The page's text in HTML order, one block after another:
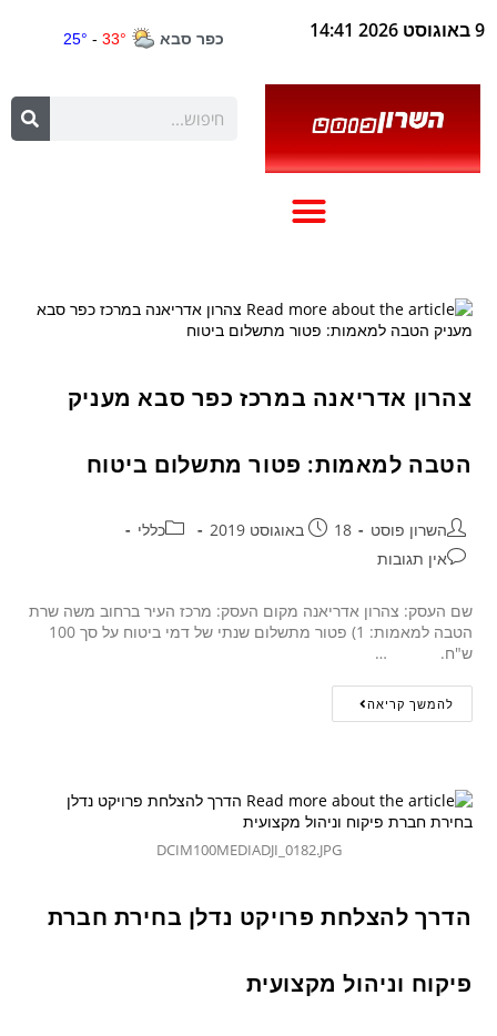
9 באוגוסט 2026 14:41
צהרון אדריאנה במרכז כפר סבא מעניק
הטבה למאמות: פטור מתשלום ביטוח
השרון פוסט 18 באוגוסט 2019
כללי
אין תגובות
שם העסק: צהרון אדריאנה מקום העסק: מרכז העיר ברחוב משה שרת
הטבה למאמות: 1) פטור מתשלום שנתי של דמי ביטוח על סך 100
ש"ח. …
להמשך קריאה
DCIM100MEDIADJI_0182.JPG
הדרך להצלחת פרויקט נדלן בחירת חברת
פיקוח וניהול מקצועית